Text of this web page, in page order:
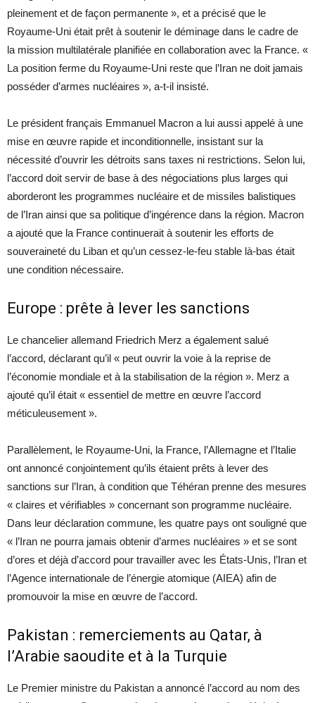
pleinement et de façon permanente », et a précisé que le
Royaume-Uni était prêt à soutenir le déminage dans le cadre de
la mission multilatérale planifiée en collaboration avec la France. «
La position ferme du Royaume-Uni reste que l’Iran ne doit jamais
posséder d’armes nucléaires », a-t-il insisté.
Le président français Emmanuel Macron a lui aussi appelé à une
mise en œuvre rapide et inconditionnelle, insistant sur la
nécessité d’ouvrir les détroits sans taxes ni restrictions. Selon lui,
l’accord doit servir de base à des négociations plus larges qui
aborderont les programmes nucléaire et de missiles balistiques
de l’Iran ainsi que sa politique d’ingérence dans la région. Macron
a ajouté que la France continuerait à soutenir les efforts de
souveraineté du Liban et qu’un cessez-le-feu stable là-bas était
une condition nécessaire.
Europe : prête à lever les sanctions
Le chancelier allemand Friedrich Merz a également salué
l’accord, déclarant qu’il « peut ouvrir la voie à la reprise de
l’économie mondiale et à la stabilisation de la région ». Merz a
ajouté qu’il était « essentiel de mettre en œuvre l’accord
méticuleusement ».
Parallèlement, le Royaume-Uni, la France, l’Allemagne et l’Italie
ont annoncé conjointement qu’ils étaient prêts à lever des
sanctions sur l’Iran, à condition que Téhéran prenne des mesures
« claires et vérifiables » concernant son programme nucléaire.
Dans leur déclaration commune, les quatre pays ont souligné que
« l’Iran ne pourra jamais obtenir d’armes nucléaires » et se sont
d’ores et déjà d’accord pour travailler avec les États-Unis, l’Iran et
l’Agence internationale de l’énergie atomique (AIEA) afin de
promouvoir la mise en œuvre de l’accord.
Pakistan : remerciements au Qatar, à
l’Arabie saoudite et à la Turquie
Le Premier ministre du Pakistan a annoncé l’accord au nom des